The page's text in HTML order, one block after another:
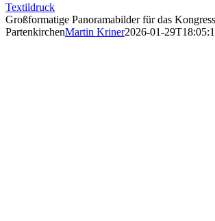
Textildruck
Großformatige Panoramabilder für das
PartenkirchenMartin Kriner2026-01-